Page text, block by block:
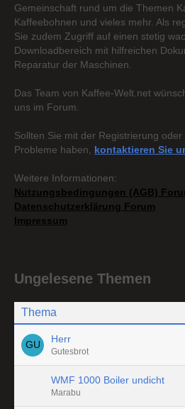
Gemeinschaft rund um die Themen
Kaffeebohnen und vieles mehr. Als
Sie zudem Zugriff auf einen stetig
Downloadbereich mit hilfreichen
Reparatur der Maschinen.
Das Team von Kaffee-Welt.net
uns im Forum.
Sollten Sie mit der Registrierung
Probleme haben, kontaktieren Sie
Weitere Informationen:
Nutzungsbedingungen (AGB)
Datenschutzerklärung Forum
Impressum
Ungelesene Themen
Thema
Herr
Gutesbrot
WMF 1000 Boiler undicht
Marabu